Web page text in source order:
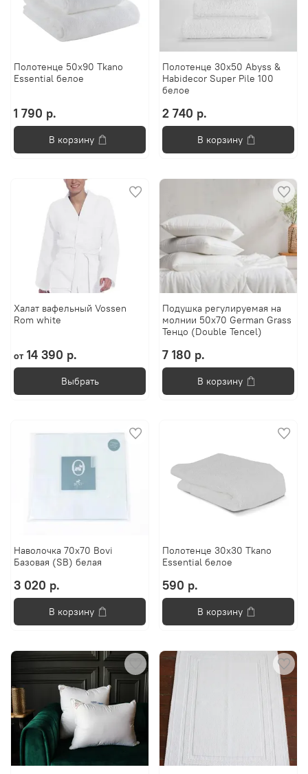
Полотенце 50х90 Tkano
Essential белое
1 790 р.
В корзину
Полотенце 30x50 Abyss &
Habidecor Super Pile 100
белое
2 740 р.
В корзину
Халат вафельный Vossen
Rom white
от 14 390 р.
Выбрать
Подушка регулируемая на
молнии 50х70 German Grass
Тенцо (Double Tencel)
7 180 р.
В корзину
Наволочка 70х70 Bovi
Базовая (SB) белая
3 020 р.
В корзину
Полотенце 30х30 Tkano
Essential белое
590 р.
В корзину